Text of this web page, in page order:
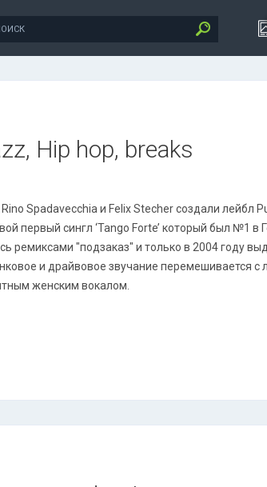
Hip hop, breaks
Spadavecchia и Felix Stecher создали лейбл
первый сингл ‘Tango Forte’ который был №1 в
ремиксами "подзаказ" и только в 2004 году
и драйвовое звучание перемешивается с
женским вокалом.